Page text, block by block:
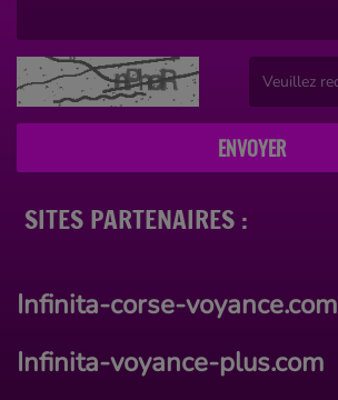
ENVOYER
SITES PARTENAIRES :
Infinita-corse-voyance.com
Infinita-voyance-plus.com